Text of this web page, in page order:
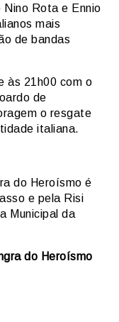
Rota e Ennio
mais
de bandas
às 21h00 com o
de
o resgate
italiana.
do Heroísmo é
e pela Risi
Municipal da
do Heroísmo